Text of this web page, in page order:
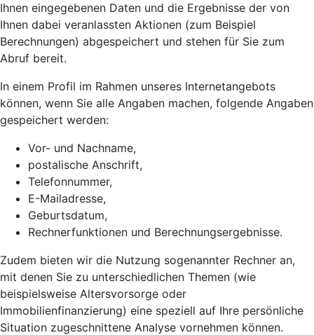
Ihnen eingegebenen Daten und die Ergebnisse der von
Ihnen dabei veranlassten Aktionen (zum Beispiel
Berechnungen) abgespeichert und stehen für Sie zum
Abruf bereit.
In einem Profil im Rahmen unseres Internetangebots
können, wenn Sie alle Angaben machen, folgende Angaben
gespeichert werden:
Vor- und Nachname,
postalische Anschrift,
Telefonnummer,
E-Mailadresse,
Geburtsdatum,
Rechnerfunktionen und Berechnungsergebnisse.
Zudem bieten wir die Nutzung sogenannter Rechner an,
mit denen Sie zu unterschiedlichen Themen (wie
beispielsweise Altersvorsorge oder
Immobilienfinanzierung) eine speziell auf Ihre persönliche
Situation zugeschnittene Analyse vornehmen können.